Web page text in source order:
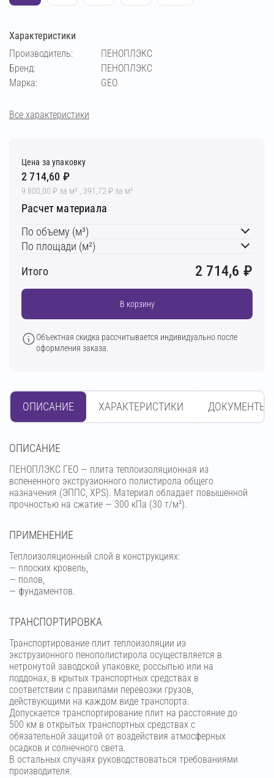
Характеристики
Производитель:
ПЕНОПЛЭКС
Бренд:
ПЕНОПЛЭКС
Марка:
GEO
Все характеристики
Цена за упаковку
2 714,60 ₽
9 800,00 ₽ за м³ , 391,72 ₽ за м²
Расчет материала
По объему (м³)
По площади (м²)
Итого
2 714,6 ₽
В корзину
Объектная скидка рассчитывается индивидуально после
оформления заказа.
ОПИСАНИЕ ХАРАКТЕРИСТИКИ ДОКУМЕНТЫ
OПИСАНИЕ
ПЕНОПЛЭКС ГЕО — плита теплоизоляционная из
вспененного экструзионного полистирола общего
назначения (ЭППС, XPS). Материал обладает повышенной
прочностью на сжатие — 300 кПа (30 т/м²).
ПРИМЕНЕНИЕ
Теплоизоляционный слой в конструкциях:
— плоских кровель,
— полов,
— фундаментов.
ТРАНСПОРТИРОВКА
Транспортирование плит теплоизоляции из
экструзионного пенополистирола осуществляется в
нетронутой заводской упаковке, россыпью или на
поддонах, в крытых транспортных средствах в
соответствии с правилами перевозки грузов,
действующими на каждом виде транспорта.
Допускается транспортирование плит на расстояние до
500 км в открытых транспортных средствах с
обязательной защитой от воздействия атмосферных
осадков и солнечного света.
В остальных случаях руководствоваться требованиями
производителя.